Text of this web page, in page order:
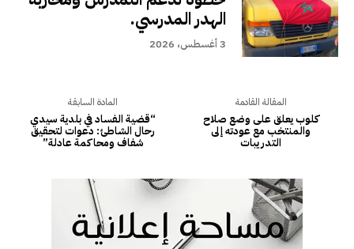
الهدر المدرسي.
3 أغسطس، 2026
المادة السابقة
“قضية الفساد في بلدية سيدي
رحال الشاطئ: دعوات لتحقيق
شفاف ومحاكمة عادلة”
المقالة القادمة
كلوب يعلق على وضع صلاح
والمنتخب مع عودته إلى
التدريبات